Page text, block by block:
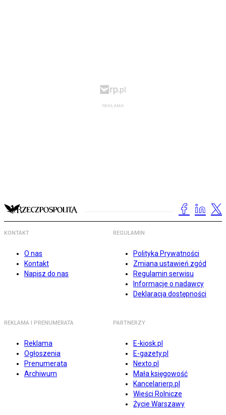
KONTAKT
O nas
Kontakt
Napisz do nas
REGULAMIN
Polityka Prywatności
Zmiana ustawień zgód
Regulamin serwisu
Informacje o nadawcy
Deklaracja dostępności
REKLAMA I PRENUMERATA
Reklama
Ogłoszenia
Prenumerata
Archiwum
PARTNERZY
E-kiosk.pl
E-gazety.pl
Nexto.pl
Mała księgowość
Kancelarierp.pl
Wieści Rolnicze
Życie Warszawy